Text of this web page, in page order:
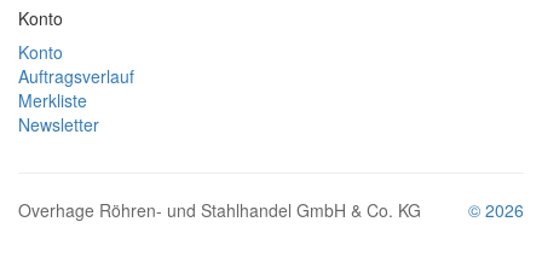
Konto
Konto
Auftragsverlauf
Merkliste
Newsletter
Overhage Röhren- und Stahlhandel GmbH & Co. KG © 2026